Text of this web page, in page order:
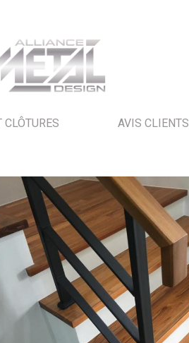
CLÔTURES AVIS CLIENTS